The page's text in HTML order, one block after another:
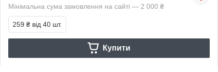
Мінімальна сума замовлення на сайті — 2 000 ₴
259 ₴ від 40 шт.
Купити